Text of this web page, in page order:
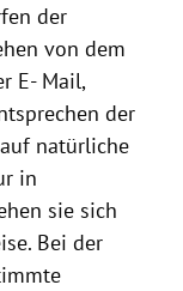
der
von dem
E- Mail,
der
natürliche
in
sie sich
Bei der